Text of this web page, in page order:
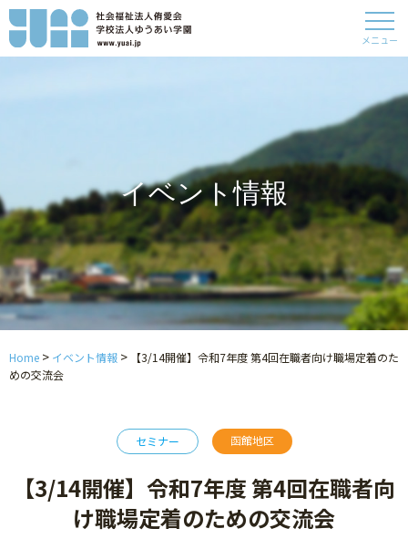
メニュー
イベント情報
Home > イベント情報 >
【3/14開催】令和7年度 第4回在職者向け職場定着のた
めの交流会
セミナー 函館地区
【3/14開催】令和7年度 第4回在職者向
け職場定着のための交流会